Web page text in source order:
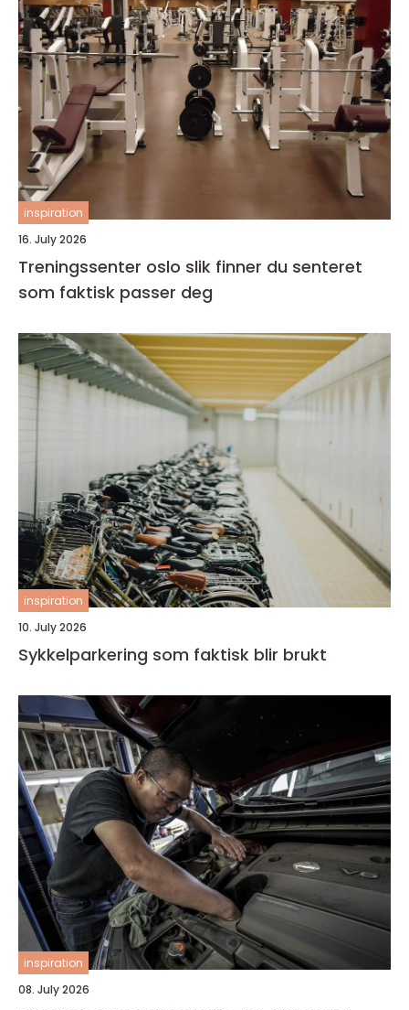
inspiration
16. July 2026
Treningssenter oslo slik finner du senteret
som faktisk passer deg
inspiration
10. July 2026
Sykkelparkering som faktisk blir brukt
inspiration
08. July 2026